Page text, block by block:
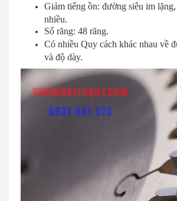
Giảm tiếng ồn: đường siêu im
nhiều.
Số răng: 48 răng.
Có nhiều Quy cách khác nhau về
và độ dày.